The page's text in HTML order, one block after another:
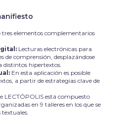
tres elementos complementarios
Lecturas electrónicas para
de comprensión, desplazándose
distintos hipertextos.
En esta aplicación es posible
a partir de estrategias clave de
LECTÓPOLIS está compuesto
en 9 talleres en los que se